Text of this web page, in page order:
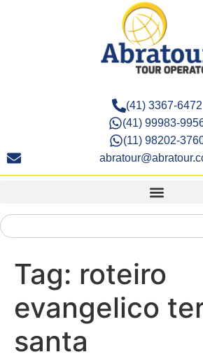
(41) 3367-6472
(41) 99983-
(11) 98202-
Tag: roteiro
evangelico
santa